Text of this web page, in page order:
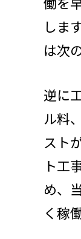
しま
は次
逆に
ル料
スト
ト工
め、
く稼